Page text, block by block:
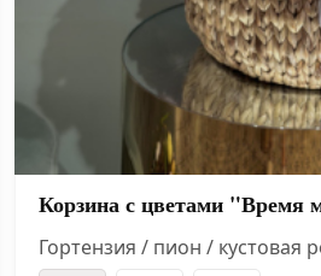
Корзина с цветами "Время
Гортензия / пион / кустовая